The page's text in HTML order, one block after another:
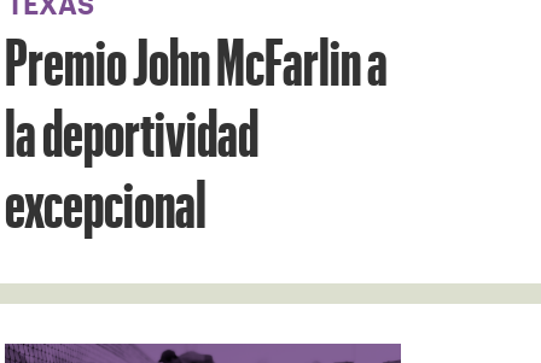
carrito
TEXAS
Premio John McFarlin a
la deportividad
excepcional